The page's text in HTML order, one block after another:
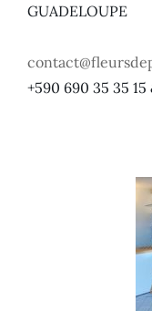
GUADELOUPE
+590 690 35 35 15